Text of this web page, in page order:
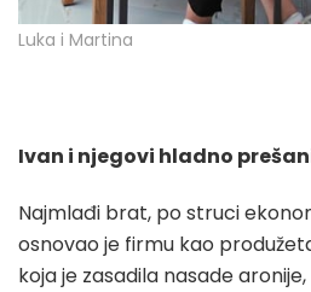
Luka i Martina
Ivan i njegovi hladno
Najmlađi brat, po struci
osnovao je firmu kao
koja je zasadila nasade